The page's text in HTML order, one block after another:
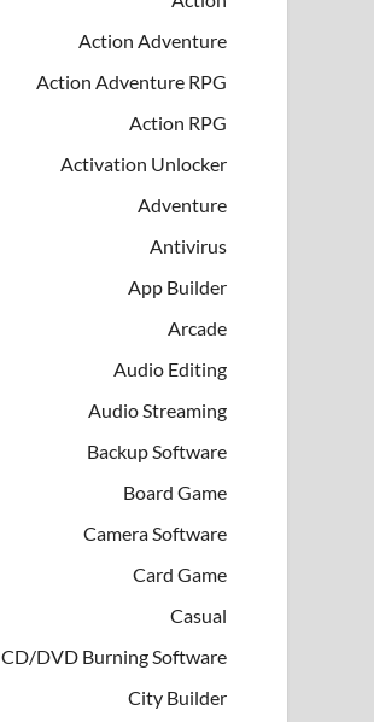
Action Adventure
Action Adventure RPG
Action RPG
Activation Unlocker
Adventure
Antivirus
App Builder
Arcade
Audio Editing
Audio Streaming
Backup Software
Board Game
Camera Software
Card Game
Casual
CD/DVD Burning Software
City Builder